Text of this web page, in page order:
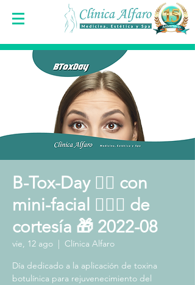
B-Tox-Day 👩‍⚕️ con
mini-facial 🧖🏻‍♀️ de
cortesía 🎁 2022-08
vie, 12 ago
  |
Clínica Alfaro
Día dedicado a la aplicación de toxina
botulínica para rejuvenecimiento del